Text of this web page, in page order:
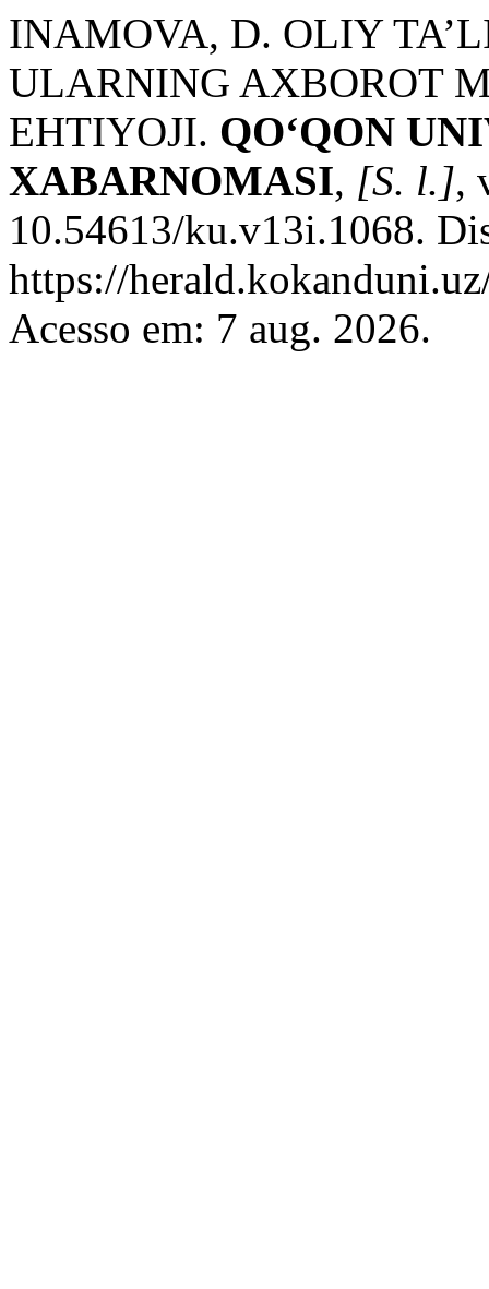
INAMOVA, D. OLIY
ULARNING AXBOROT
EHTIYOJI. QO‘QON
XABARNOMASI, [S. l.],
10.54613/ku.v13i.1068.
https://
Acesso em: 7 aug. 2026.